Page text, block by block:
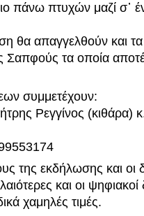
πάνω πτυχών μαζί σ᾽
θα απαγγελθούν και τα
τα οποία
συμμετέχουν:
Ρεγγίνος (κιθάρα)
της εκδήλωσης και οι
και οι ψηφιακοί
χαμηλές τιμές.